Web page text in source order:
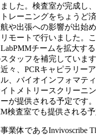
した。検査室が完成し
レーニングをちょうど
や出張への影響が出始
モートで行いました。
チームを拡大する
タッフを補完していま
々、PCRキャピラリー
、バイオインフォマテ
トメトリースクリーニ
が提供される予定です
検査室でも提供される予
業体であるInvivoscribe